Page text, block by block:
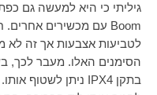
גיליתי כי היא למעשה גם
Boom עם מכשירים אחרים.
לטביעות אצבעות אך זה לא
הסימנים האלו. מעבר לכך,
בתקן IPX4 ניתן לשטוף